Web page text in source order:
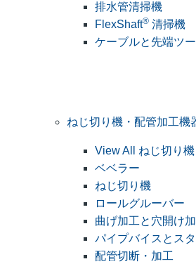
排水管清掃機
FlexShaft® 清掃機
ケーブルと先端ツ
ねじ切り機・配管加工機
View All ねじ切り
ベベラー
ねじ切り機
ロールグルーバー
曲げ加工と穴開け
パイプバイスとス
配管切断・加工